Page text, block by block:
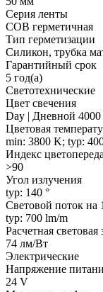
Серия ленты
COB герметичная
Тип герметизации
Силикон, трубка
Гарантийный срок
5 год(а)
Светотехнические
Цвет свечения
Day | Дневной
Цветовая
min: 3800 K; typ:
Индекс
>90
Угол излучения
typ: 140 °
Световой поток на
typ: 700 lm/m
Расчетная
74 лм/Вт
Электрические
Напряжение
24 V